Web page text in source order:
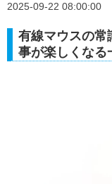
2025-09-22 08:00:00
有線マウスの常
事が楽しくなる